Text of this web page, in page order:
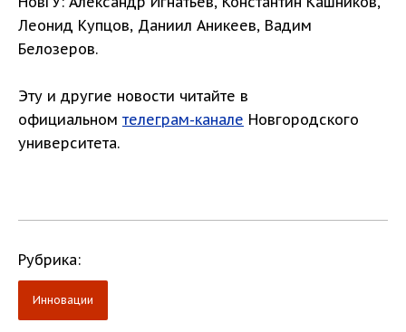
Леонид Купцов, Даниил Аникеев, Вадим
Белозеров.
Эту и другие новости читайте в
официальном телеграм-канале Новгородского
университета.
Рубрика:
Инновации